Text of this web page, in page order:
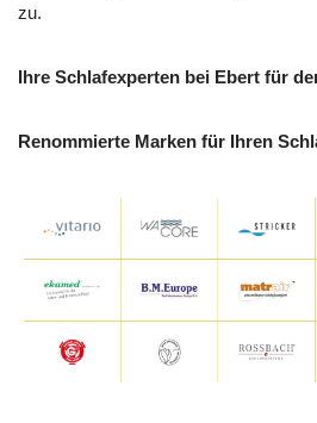
zu.
Ihre Schlafexperten bei Ebert für
Renommierte Marken für Ihren